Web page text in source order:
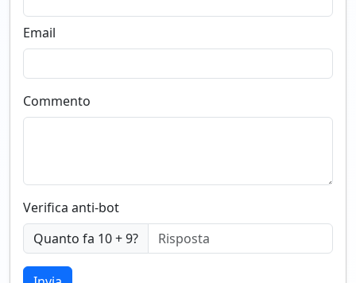
Email
Commento
Verifica anti-bot
Quanto fa 10 + 9?